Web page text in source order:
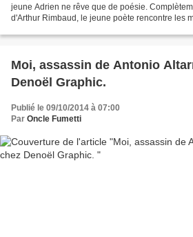
jeune Adrien ne rêve que de poésie.
d'Arthur Rimbaud, le jeune poète rencontre les
Moi, assassin de Antonio Altarriba et
Denoël Graphic.
Publié le 09/10/2014 à 07:00
Par Oncle Fumetti